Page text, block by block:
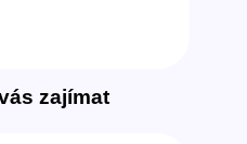
zajímat